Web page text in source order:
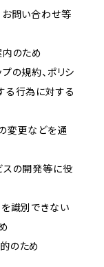
お問い合わせ等
内のため
プの規約、ポリシ
る行為に対する
変更などを通
スの開発等に役
を識別できない
のため